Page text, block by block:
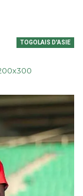
TOGOLAIS D'ASIE